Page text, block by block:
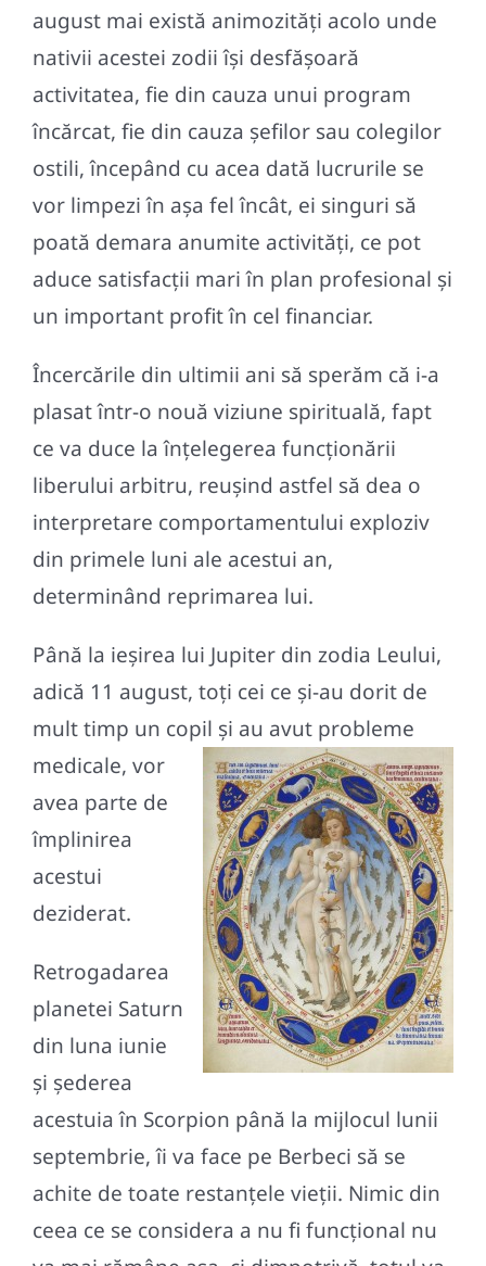
august mai există animozități acolo unde
nativii acestei zodii își desfășoară
activitatea, fie din cauza unui program
încărcat, fie din cauza șefilor sau colegilor
ostili, începând cu acea dată lucrurile se
vor limpezi în așa fel încât, ei singuri să
poată demara anumite activități, ce pot
aduce satisfacții mari în plan profesional și
un important profit în cel financiar.
Încercările din ultimii ani să sperăm că i-a
plasat într-o nouă viziune spirituală, fapt
ce va duce la înțelegerea funcționării
liberului arbitru, reușind astfel să dea o
interpretare comportamentului exploziv
din primele luni ale acestui an,
determinând reprimarea lui.
Până la ieșirea lui Jupiter din zodia Leului,
adică 11 august, toți cei ce și-au dorit de
mult timp un copil și au avut probleme
medicale, vor
avea parte de
împlinirea
acestui
deziderat.
Retrogadarea
planetei Saturn
din luna iunie
și șederea
acestuia în Scorpion până la mijlocul lunii
septembrie, îi va face pe Berbeci să se
achite de toate restanțele vieții. Nimic din
ceea ce se considera a nu fi funcțional nu